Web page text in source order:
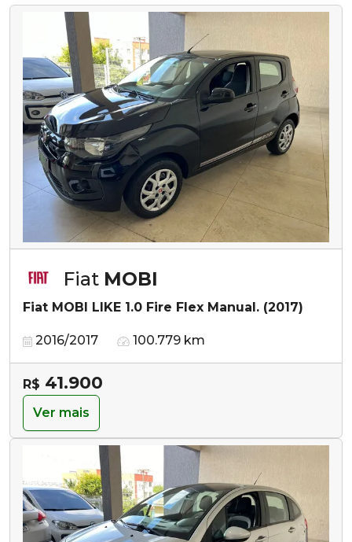
Fiat MOBI
Fiat MOBI LIKE 1.0 Fire Flex Manual. (2017)
2016/2017 100.779 km
R$ 41.900
Ver mais